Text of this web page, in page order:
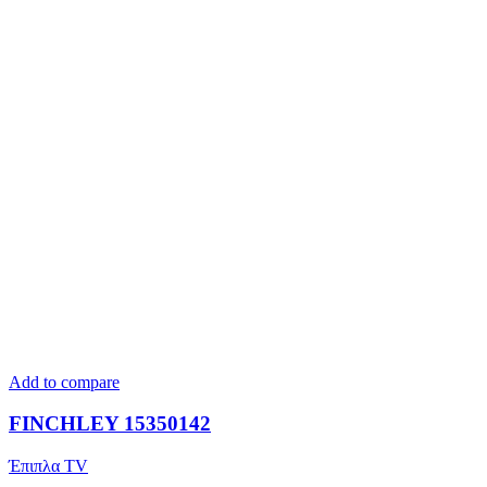
Add to compare
FINCHLEY 15350142
Έπιπλα TV